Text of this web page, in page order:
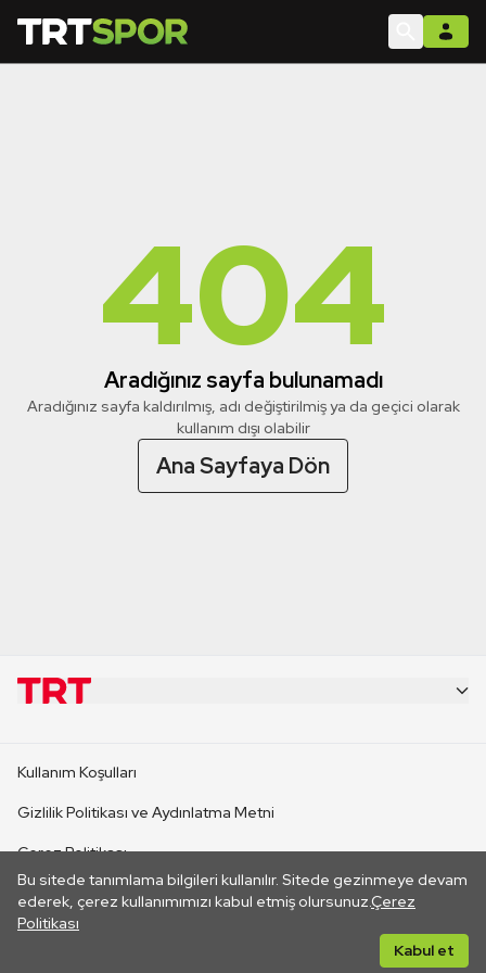
404
Aradığınız sayfa bulunamadı
Aradığınız sayfa kaldırılmış, adı değiştirilmiş ya da geçici olarak
kullanım dışı olabilir
Ana Sayfaya Dön
Bu sitede tanımlama bilgileri kullanılır. Sitede gezinmeye devam
ederek, çerez kullanımımızı kabul etmiş olursunuz.Çerez
Politikası
Kabul et
CANLI YAYINLAR
Kullanım Koşulları
Gizlilik Politikası ve Aydınlatma Metni
Çerez Politikası
İletişim
Her hakkı saklıdır. ©2026 TRT. Bağlantı yoluyla gidilen dış